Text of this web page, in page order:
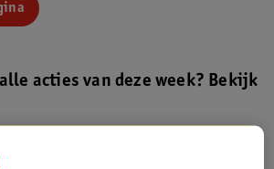
acties van deze week? Bekijk